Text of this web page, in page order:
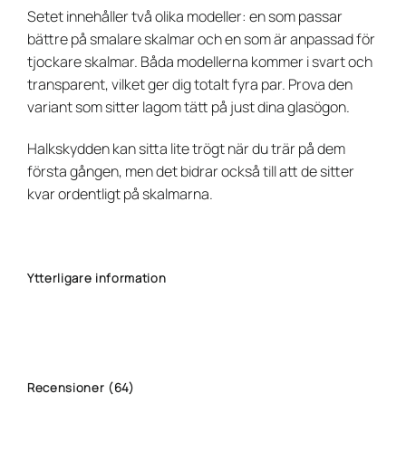
Setet innehåller två olika modeller: en som passar
bättre på smalare skalmar och en som är anpassad för
tjockare skalmar. Båda modellerna kommer i svart och
transparent, vilket ger dig totalt fyra par. Prova den
variant som sitter lagom tätt på just dina glasögon.
Halkskydden kan sitta lite trögt när du trär på dem
första gången, men det bidrar också till att de sitter
kvar ordentligt på skalmarna.
Ytterligare information
Recensioner (64)